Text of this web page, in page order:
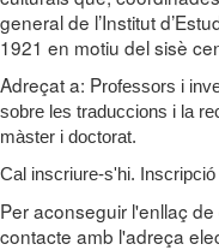
general de l’Institut
1921 en motiu del sisè
Adreçat a: Professors i
sobre les traduccions i la
màster i doctorat.
Cal inscriure-s'hi. Inscripció
Per aconseguir l'enllaç
contacte amb l'adreça